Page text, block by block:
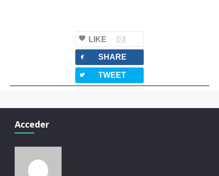
LIKE 0
facebook SHARE
twitterbird TWEET
Acceder